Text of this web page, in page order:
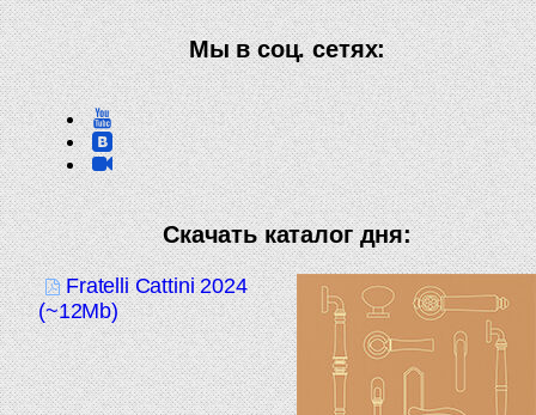
Мы в соц. сетях:
Скачать каталог дня:
Fratelli Cattini 2024
(~12Mb)